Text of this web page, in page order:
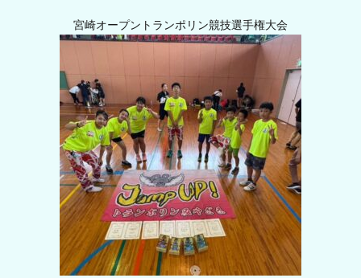
宮崎オープントランポリン競技選手権大会